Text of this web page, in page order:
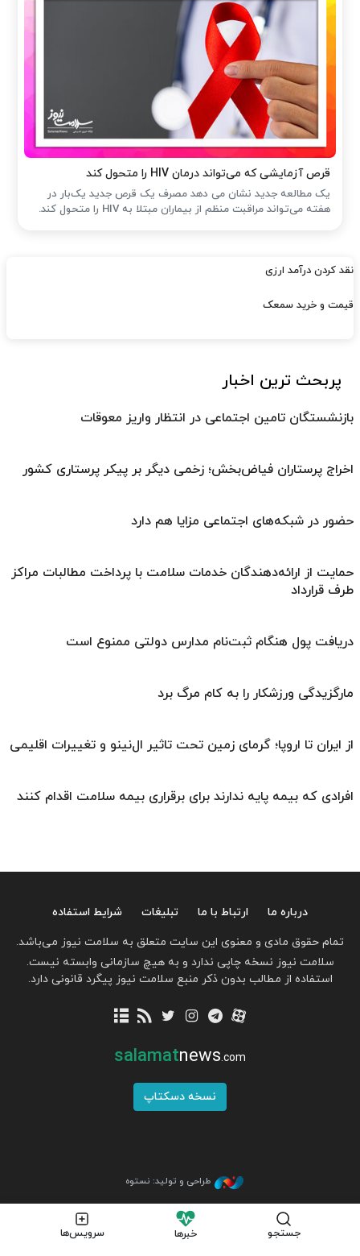
قرص آزمایشی که می‌تواند درمان HIV را متحول کند
یک مطالعه جدید نشان می دهد مصرف یک قرص جدید یک‌بار در
هفته می‌تواند مراقبت منظم از بیماران مبتلا به HIV را متحول کند.
نقد کردن درآمد ارزی
قیمت و خرید سمعک
پربحث ترین اخبار
بازنشستگان تامین اجتماعی در انتظار واریز معوقات
اخراج پرستاران فیاض‌بخش؛ زخمی دیگر بر پیکر پرستاری کشور
حضور در شبکه‌های اجتماعی مزایا هم دارد
حمایت از ارائه‌دهندگان خدمات سلامت با پرداخت مطالبات مراکز
طرف قرارداد
دریافت پول هنگام ثبت‌نام مدارس دولتی ممنوع است
مارگزیدگی ورزشکار را به کام مرگ برد
از ایران تا اروپا؛ گرمای زمین تحت تاثیر ال‌نینو و تغییرات اقلیمی
افرادی که بیمه پایه ندارند برای برقراری بیمه سلامت اقدام کنند
جستجو خبرها سرویس‌ها
درباره ما ارتباط با ما تبلیغات
شرایط استفاده
تمام حقوق مادی و معنوی این سایت متعلق به سلامت نیوز می‌باشد.
سلامت نیوز نسخه چاپی ندارد و به هیچ سازمانی وابسته نیست.
استفاده از مطالب بدون ذکر منبع سلامت نیوز پیگرد قانونی دارد.
salamatnews.com
نسخه دسکتاپ
طراحی و تولید: نستوه